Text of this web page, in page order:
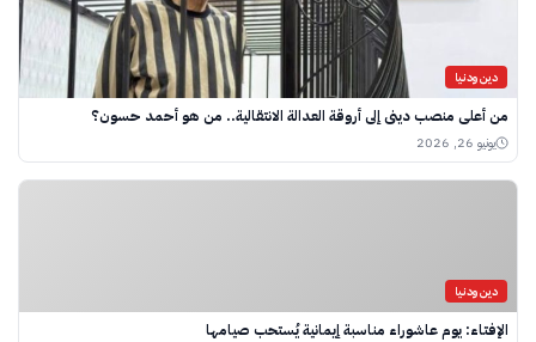
دين ودنيا
من أعلى منصب ديني إلى أروقة العدالة الانتقالية.. من هو أحمد حسون؟
يونيو 26, 2026
دين ودنيا
الإفتاء: يوم عاشوراء مناسبة إيمانية يُستحب صيامها